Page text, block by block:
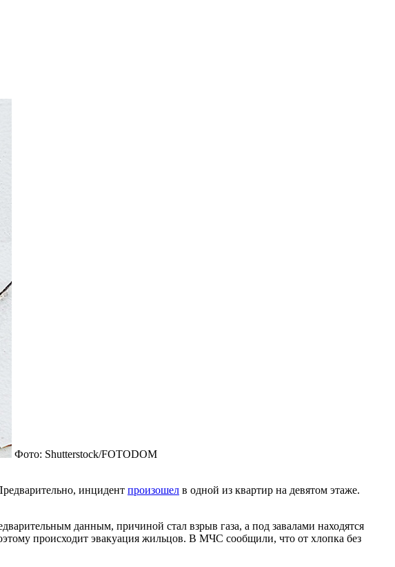
Фото: Shutterstock/FOTODOM
инцидент произошел в одной из квартир на девятом этаже.
данным, причиной стал взрыв газа, а под завалами находятся
происходит эвакуация жильцов. В МЧС сообщили, что от хлопка без